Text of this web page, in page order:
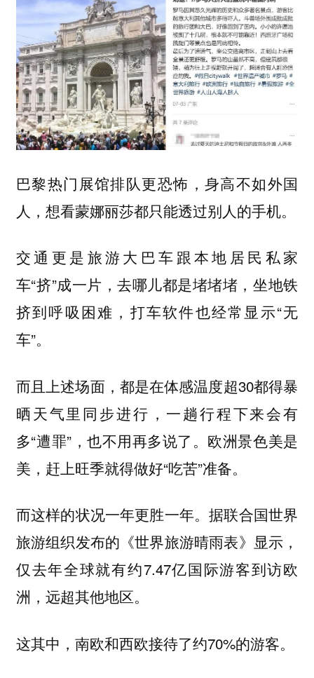
巴黎热门展馆排队更恐怖，身高不如外国
人，想看蒙娜丽莎都只能透过别人的手机。
交通更是旅游大巴车跟本地居民私家
车“挤”成一片，去哪儿都是堵堵堵，坐地铁
挤到呼吸困难，打车软件也经常显示“无
车”。
而且上述场面，都是在体感温度超30都得暴
晒天气里同步进行，一趟行程下来会有
多“遭罪”，也不用再多说了。欧洲景色美是
美，赶上旺季就得做好“吃苦”准备。
而这样的状况一年更胜一年。据联合国世界
旅游组织发布的《世界旅游晴雨表》显示，
仅去年全球就有约7.47亿国际游客到访欧
洲，远超其他地区。
这其中，南欧和西欧接待了约70%的游客。